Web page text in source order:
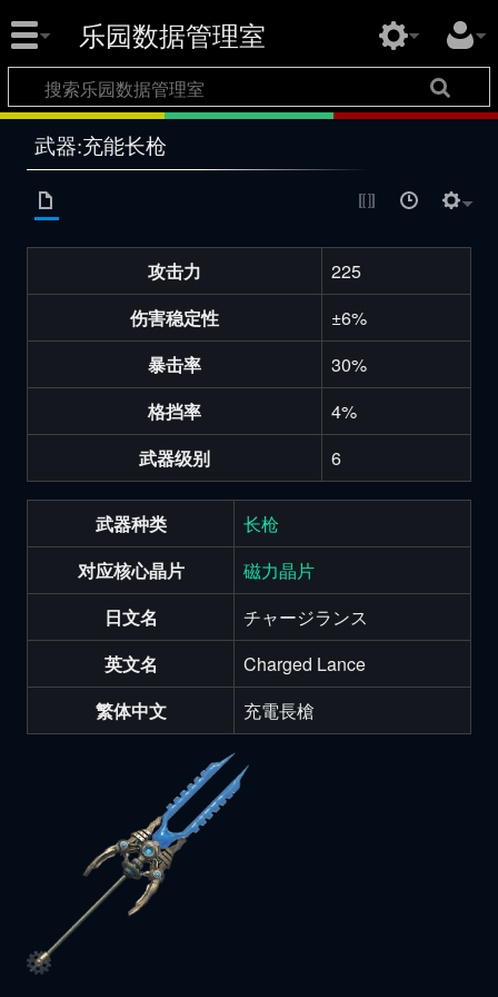
乐园数据管理室
武器:充能长枪
攻击力
225
伤害稳定性
±6%
暴击率
30%
格挡率
4%
武器级别
6
武器种类
长枪
对应核心晶片
磁力晶片
日文名
チャージランス
英文名
Charged Lance
繁体中文
充電長槍